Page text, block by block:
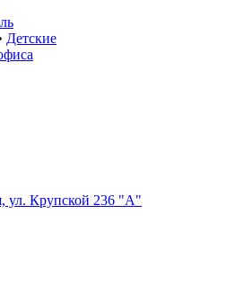
Детские
ул. Крупской 236 "А"